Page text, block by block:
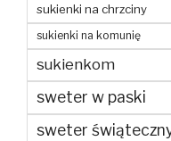
sukienki na chrzciny
sukienki na komunię
sukienkom
sweter w paski
sweter